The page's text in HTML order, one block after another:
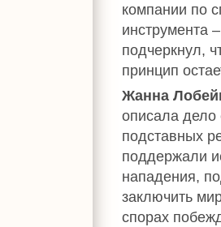
компании по
инструмента
подчеркнул,
принцип
Жанна
описала дело
подставных
поддержали
нападения,
заключить
спорах